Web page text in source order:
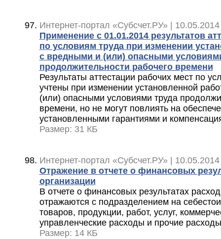
Интернет-портал «Субсчет.РУ» |
Применение с 01.01.2014 результатов
по условиям труда при изменении
с вредными и (или) опасными
продолжительности рабочего времени
Результаты аттестации рабочих мест по
учтены при изменении установленной
(или) опасными условиями труда
времени, но не могут повлиять на
установленными гарантиями и
Размер: 31 КБ
Интернет-портал «Субсчет.РУ» |
Отражение в отчете о финансовых
организации
В отчете о финансовых результатах
отражаются с подразделением на
товаров, продукции, работ, услуг,
управленческие расходы и прочие расходы
Размер: 14 КБ